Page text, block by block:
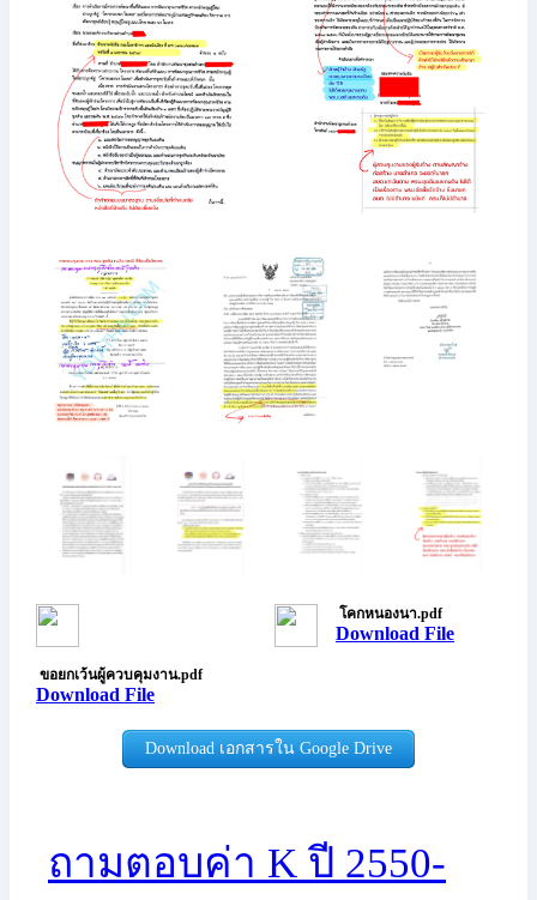
ขอยกเว้นผู้ควบคุมงาน.pdf
Download File
โคกหนองนา.pdf
Download File
Download เอกสารใน Google Drive
ถามตอบค่า K ปี 2550-